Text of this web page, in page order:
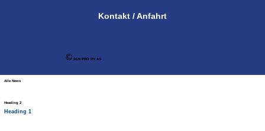
Alle News
Heading 2
Heading 1
Kontakt / Anfahrt
© 2026 PRO DV AG